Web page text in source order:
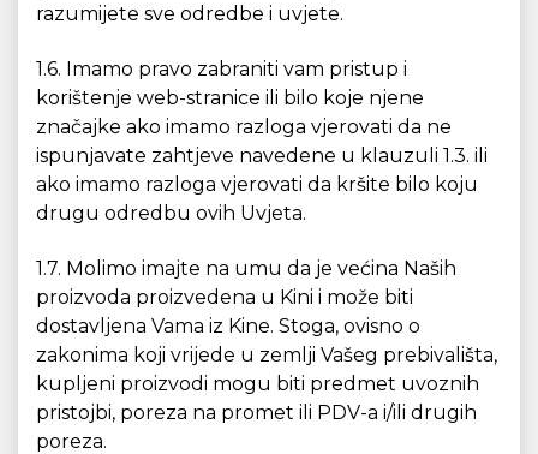
razumijete sve odredbe i uvjete.
1.6. Imamo pravo zabraniti vam pristup i
korištenje web-stranice ili bilo koje njene
značajke ako imamo razloga vjerovati da ne
ispunjavate zahtjeve navedene u klauzuli 1.3. ili
ako imamo razloga vjerovati da kršite bilo koju
drugu odredbu ovih Uvjeta.
1.7. Molimo imajte na umu da je većina Naših
proizvoda proizvedena u Kini i može biti
dostavljena Vama iz Kine. Stoga, ovisno o
zakonima koji vrijede u zemlji Vašeg prebivališta,
kupljeni proizvodi mogu biti predmet uvoznih
pristojbi, poreza na promet ili PDV-a i/ili drugih
poreza.